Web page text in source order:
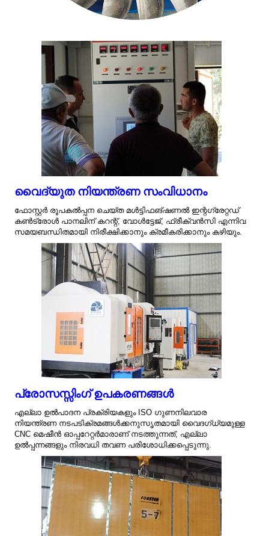
വൈദ്യുത നിയന്ത്രണ സംവിധാനം
ഫോസ്റ്റർ രൂപകൽപ്പന ചെയ്ത മൾട്ടിഫങ്ഷണൽ ഇന്റഗ്രേറ്റഡ്
കൺട്രോൾ പാനലിന് കറന്റ്, വോൾട്ടേജ്, ഫ്രീക്വൻസി എന്നിവ
സമയബന്ധിതമായി നിരീക്ഷിക്കാനും ക്രമീകരിക്കാനും കഴിയും.
പ്രോസസ്സിംഗ് ഉപകരണങ്ങൾ
എല്ലാ ഉൽ‌പാദന പ്രക്രിയകളും ISO ഗുണനിലവാര
നിയന്ത്രണ നടപടിക്രമങ്ങൾക്കനുസൃതമായി വൈദഗ്ധ്യമുള്ള
CNC മെഷീൻ ഓപ്പറേറ്റർമാരാണ് നടത്തുന്നത്, എല്ലാ
ഉൽ‌പ്പന്നങ്ങളും നിരവധി തവണ പരിശോധിക്കപ്പെടുന്നു.